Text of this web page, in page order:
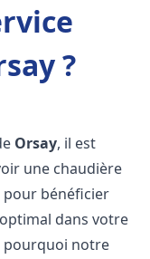
?
Orsay, il est
une chaudière
bénéficier
dans votre
pourquoi notre